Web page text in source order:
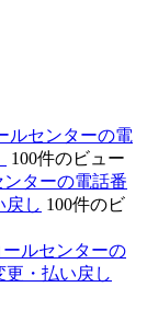
ルセンターの電
100件のビュー
ンターの電話番
戻し 100件のビ
ールセンターの
更・払い戻し